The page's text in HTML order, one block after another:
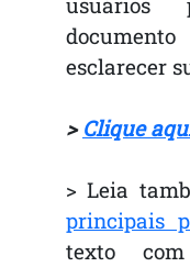
esclarecer
> Clique
> Leia
principais
texto